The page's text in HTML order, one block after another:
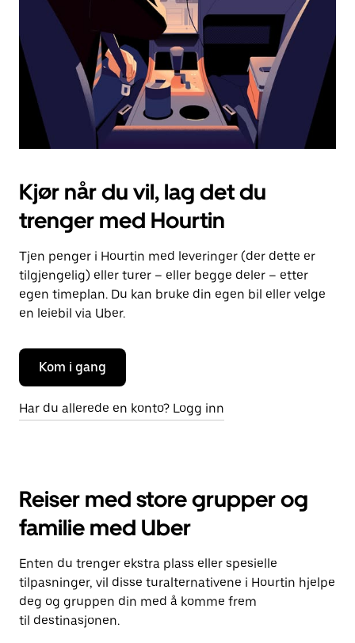
kalenderen.
Kjør når du vil, lag det du
trenger med Hourtin
Tjen penger i Hourtin med leveringer (der dette er
tilgjengelig) eller turer – eller begge deler – etter
egen timeplan. Du kan bruke din egen bil eller velge
en leiebil via Uber.
Kom i gang
Har du allerede en konto? Logg inn
Reiser med store grupper og
familie med Uber
Enten du trenger ekstra plass eller spesielle
tilpasninger, vil disse turalternativene i Hourtin hjelpe
deg og gruppen din med å komme frem
til destinasjonen.